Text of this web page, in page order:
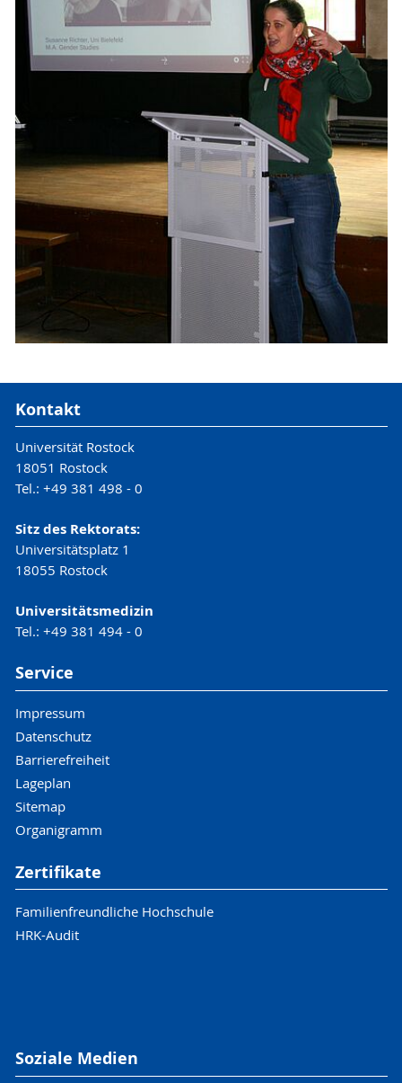
Kontakt
Universität Rostock
18051 Rostock
Tel.: +49 381 498 - 0
Sitz des Rektorats:
Universitätsplatz 1
18055 Rostock
Universitätsmedizin
Tel.: +49 381 494 - 0
Service
Impressum
Datenschutz
Barrierefreiheit
Lageplan
Sitemap
Organigramm
Zertifikate
Familienfreundliche Hochschule
HRK-Audit
Soziale Medien